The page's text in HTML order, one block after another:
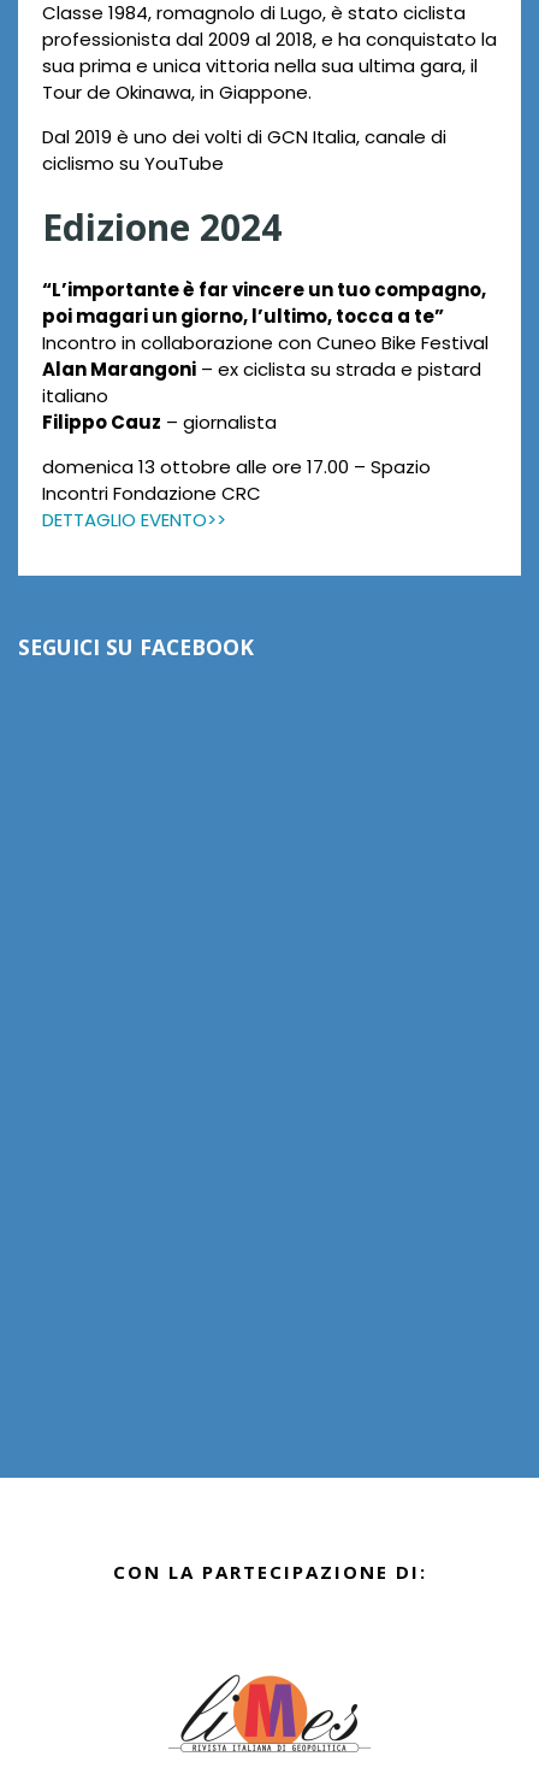
i
Classe 1984, romagnolo di Lugo, è stato ciclista
professionista dal 2009 al 2018, e ha conquistato la
sua prima e unica vittoria nella sua ultima gara, il
Tour de Okinawa, in Giappone.
Dal 2019 è uno dei volti di GCN Italia, canale di
ciclismo su YouTube
Edizione 2024
“L’importante è far vincere un tuo compagno,
poi magari un giorno, l’ultimo, tocca a te”
Incontro in collaborazione con Cuneo Bike Festival
Alan Marangoni – ex ciclista su strada e pistard
italiano
Filippo Cauz – giornalista
domenica 13 ottobre alle ore 17.00 – Spazio
Incontri Fondazione CRC
DETTAGLIO EVENTO>>
SEGUICI SU FACEBOOK
CON LA PARTECIPAZIONE DI: